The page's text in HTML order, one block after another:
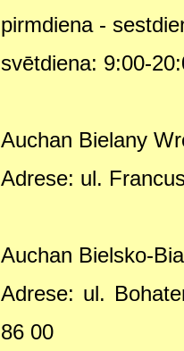
pirmdiena -
svētdiena: 9:00-
Auchan Bielany
Adrese: ul.
Auchan Bielsko-
Adrese: ul.
86 00